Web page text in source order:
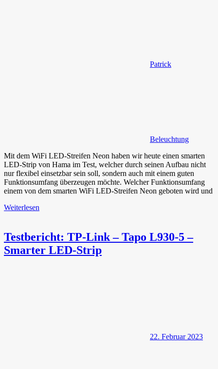
Patrick
Beleuchtung
Mit dem WiFi LED-Streifen Neon haben wir heute einen smarten
LED-Strip von Hama im Test, welcher durch seinen Aufbau nicht
nur flexibel einsetzbar sein soll, sondern auch mit einem guten
Funktionsumfang überzeugen möchte. Welcher Funktionsumfang
einem von dem smarten WiFi LED-Streifen Neon geboten wird und
Weiterlesen
Testbericht: TP-Link – Tapo L930-5 –
Smarter LED-Strip
22. Februar 2023